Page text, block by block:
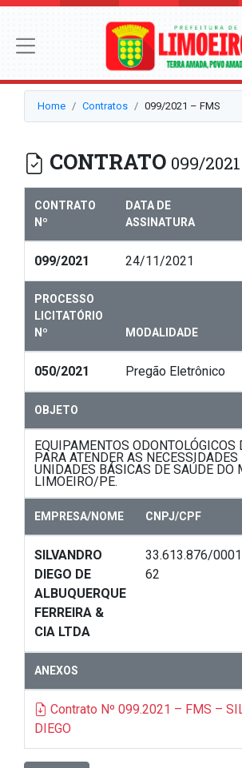
Home Contratos 099/2021 – FMS
CONTRATO 099/
CONTRATO
Nº
DATA DE
ASSINATURA
099/2021 24/11/2021
PROCESSO
LICITATÓRIO
Nº
MODALIDADE
050/2021 Pregão Eletrônico
OBJETO
EQUIPAMENTOS ODONTOLÓGICOS
PARA ATENDER AS NECESSIDADES
UNIDADES BÁSICAS DE SAÚDE DO
LIMOEIRO/PE.
EMPRESA/NOME CNPJ/CPF
SILVANDRO
DIEGO DE
ALBUQUERQUE
FERREIRA &
CIA LTDA
33.613.876/
62
ANEXOS
Contrato Nº 099.2021 – FMS –
DIEGO